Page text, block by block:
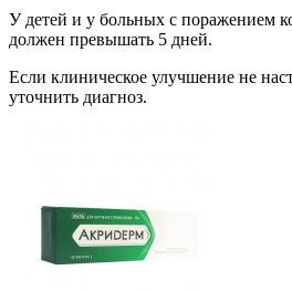
У детей и у больных с поражением
должен превышать 5 дней.
Если клиническое улучшение не
уточнить диагноз.